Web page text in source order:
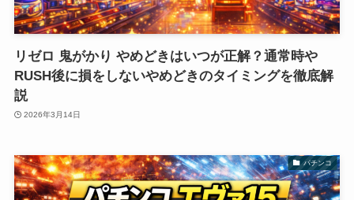
リゼロ 鬼がかり やめどきはいつが正解？通常時や
RUSH後に損をしないやめどきのタイミングを徹底解
説
2026年3月14日
パチンコ